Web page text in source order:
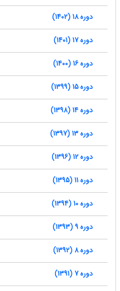
دوره 18 (1402)
دوره 17 (1401)
دوره 16 (1400)
دوره 15 (1399)
دوره 14 (1398)
دوره 13 (1397)
دوره 12 (1396)
دوره 11 (1395)
دوره 10 (1394)
دوره 9 (1393)
دوره 8 (1392)
دوره 7 (1391)